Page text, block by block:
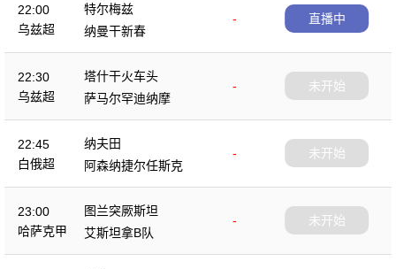
22:00
乌兹超
特尔梅兹
-
纳曼干新春
直播中
22:30
乌兹超
塔什干火车头
-
萨马尔罕迪纳摩
未开始
22:45
白俄超
纳夫田
-
阿森纳捷尔任斯克
未开始
23:00
哈萨克甲
图兰突厥斯坦
-
艾斯坦拿B队
未开始